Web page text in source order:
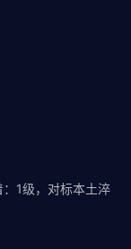
1级，对标本土淬